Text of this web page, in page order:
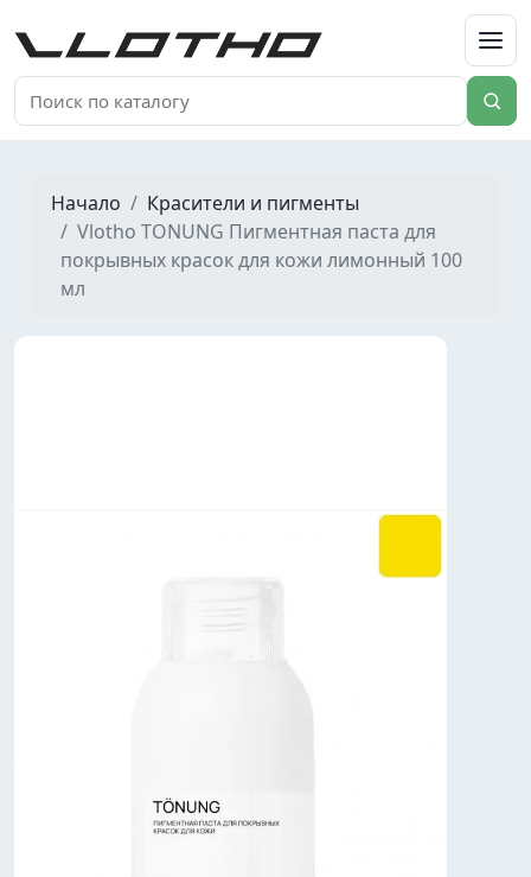
VLOTHO
Начало
Красители и пигменты
Vlotho TONUNG Пигментная паста для
покрывных красок для кожи лимонный 100
мл